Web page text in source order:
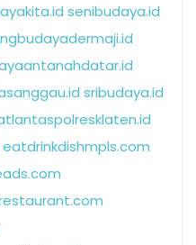
senibudaya.id
sribudaya.id
eatdrinkdishmpls.com